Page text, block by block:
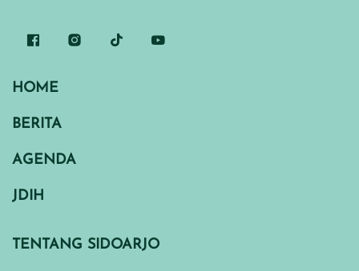
HOME
BERITA
AGENDA
JDIH
TENTANG SIDOARJO